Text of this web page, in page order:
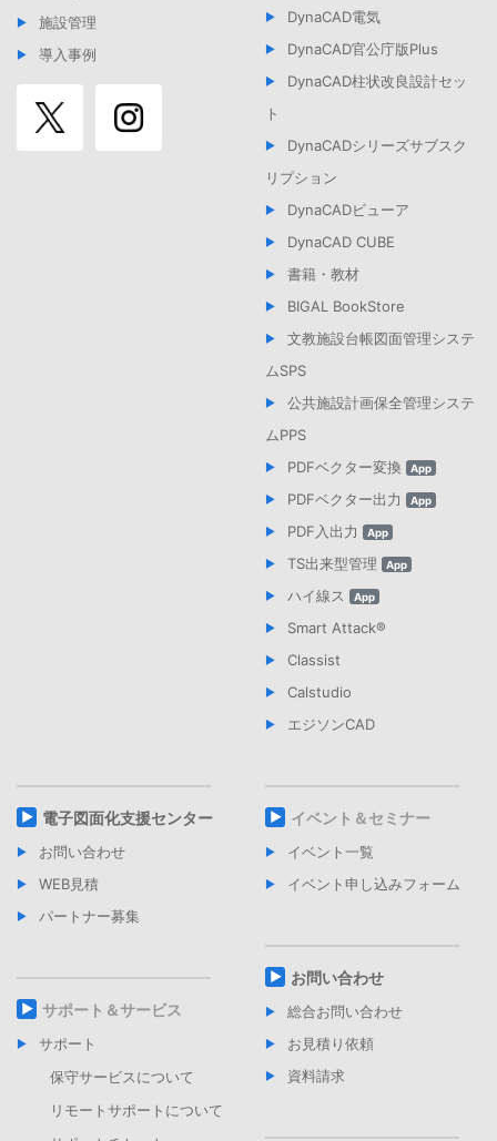
施設管理
導入事例
DynaCAD電気
DynaCAD官公庁版Plus
DynaCAD柱状改良設計セッ
ト
DynaCADシリーズサブスク
リプション
DynaCADビューア
DynaCAD CUBE
書籍・教材
BIGAL BookStore
文教施設台帳図面管理システ
ムSPS
公共施設計画保全管理システ
ムPPS
PDFベクター変換
App
PDFベクター出力 App
PDF入出力 App
TS出来型管理 App
ハイ線ス App
Smart Attack®︎
Classist
Calstudio
エジソンCAD
電子図面化支援センター
お問い合わせ
WEB見積
パートナー募集
サポート＆サービス
サポート
保守サービスについて
リモートサポートについて
イベント＆セミナー
イベント一覧
イベント申し込みフォーム
お問い合わせ
総合お問い合わせ
お見積り依頼
資料請求